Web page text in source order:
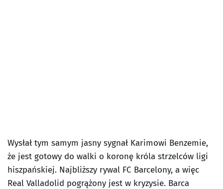
Wysłał tym samym jasny sygnał Karimowi Benzemie,
że jest gotowy do walki o koronę króla strzelców ligi
hiszpańskiej. Najbliższy rywal FC Barcelony, a więc
Real Valladolid pogrążony jest w kryzysie. Barca